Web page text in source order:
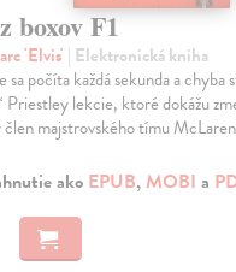
boxov F1
'Elvis' | Elektronická kniha
sa počíta každá sekunda a chyba
Priestley lekcie, ktoré dokážu
majstrovského tímu
ako EPUB, MOBI a